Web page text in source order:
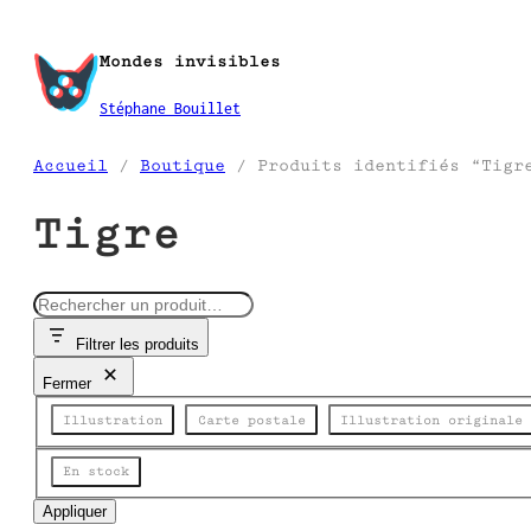
contenu
Mondes invisibles
Stéphane Bouillet
Accueil / Boutique / Produits identifiés
Tigre
R
e
e
Filtrer les produits
Fermer
Catégorie
Illustration Carte postale Illustration originale
État
En stock
Appliquer